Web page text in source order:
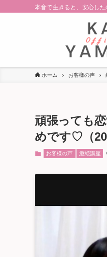
本音で生きると、安心し
ホーム お客様の声
頑張っても
めです♡（20
お客様の声 継続講座